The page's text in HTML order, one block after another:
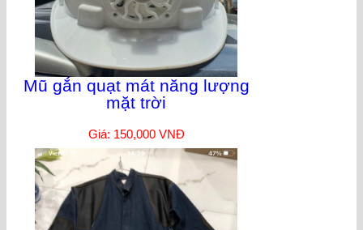
Mũ gắn quạt mát năng lượng
mặt trời
Giá: 150,000 VNĐ